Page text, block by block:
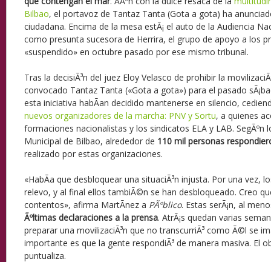
Bilbao, el portavoz de Tantaz Tanta (Gota a gota) ha
ciudadana. Encima de la mesa estÃ¡ el auto de la Audiencia
como presunta sucesora de Herrira, el grupo de apoyo a los
«suspendido» en octubre pasado por ese mismo tribunal.
Tras la decisiÃ³n del juez Eloy Velasco de prohibir la
convocado Tantaz Tanta («Gota a gota») para el pasado
esta iniciativa habÃ­an decidido mantenerse en silencio,
nuevos organizadores de la marcha: PNV y Sortu, a quienes
formaciones nacionalistas y los sindicatos ELA y LAB. SegÃºn
Municipal de Bilbao, alrededor de 110 mil personas
realizado por estas organizaciones.
«HabÃ­a que desbloquear una situaciÃ³n injusta. Por una vez,
relevo, y al final ellos tambiÃ©n se han desbloqueado. Creo
contentos», afirma MartÃ­nez a PÃºblico. Estas serÃ¡n, al
Ãºltimas declaraciones a la prensa. AtrÃ¡s quedan varias
preparar una movilizaciÃ³n que no transcurriÃ³ como Ã©l se
importante es que la gente respondiÃ³ de manera masiva. El
puntualiza.